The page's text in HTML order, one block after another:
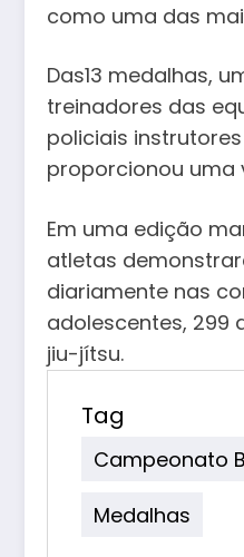
como uma das
Das13 medalhas,
treinadores das
policiais
proporcionou uma
Em uma edição
atletas
diariamente nas
adolescentes, 299
jiu-jítsu.
Tag
Campeonato
Medalhas